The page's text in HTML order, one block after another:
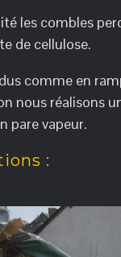
les combles
de cellulose.
comme en
nous réalisons
pare vapeur.
: